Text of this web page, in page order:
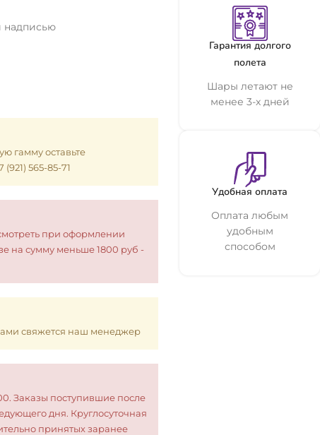
надписью
гамму оставьте
565-85-71
при оформлении
на сумму меньше 1800 руб -
свяжется наш менеджер
Заказы поступившие после
дня. Круглосуточная
принятых заранее
Гарантия долгого
полета
Шары летают не
менее 3-х дней
Удобная оплата
Оплата любым
удобным
способом